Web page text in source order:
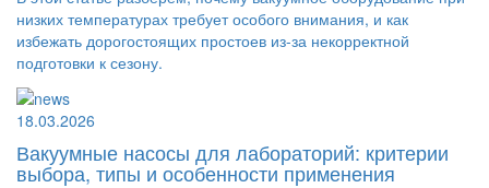
низких температурах требует особого внимания, и как
избежать дорогостоящих простоев из-за некорректной
подготовки к сезону.
18.03.2026
Вакуумные насосы для лабораторий: критерии
выбора, типы и особенности применения